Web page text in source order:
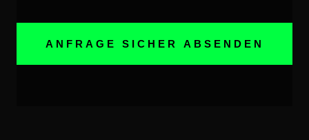
ANFRAGE SICHER ABSENDEN